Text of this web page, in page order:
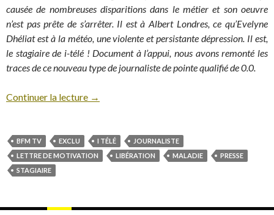
causée de nombreuses disparitions dans le métier et son oeuvre
n’est pas prête de s’arrêter. Il est à Albert Londres, ce qu’Evelyne
Dhéliat est à la météo, une violente et persistante dépression. Il est,
le stagiaire de i-télé ! Document à l’appui, nous avons remonté les
traces de ce nouveau type de journaliste de pointe qualifié de 0.0.
Continuer la lecture →
BFM TV EXCLU I TÉLÉ
JOURNALISTE
LETTRE DE MOTIVATION
LIBÉRATION MALADIE
PRESSE
STAGIAIRE